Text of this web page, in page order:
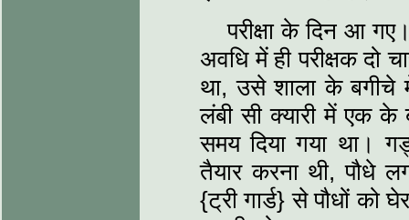
परीक्षा के दिन आ
अवधि में ही परीक्षक दो
था, उसे शाला के बगीचे
लंबी सी क्यारी में एक
समय दिया ग‌या था।
तैयार‌ करना थी, पौधे
{ट्री गार्ड} से पौधों को